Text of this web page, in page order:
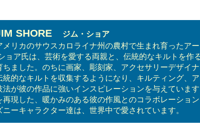
SHORE
ジム・ショア
メリカのサウスカロライナ州の農村で生まれ育ったア
ョア氏は、芸術を愛する両親と、伝統的なキルトを作
ちました。のちに画家、彫刻家、アクセサリーデザイ
統的なキルトを収集するようになり、キルティング、
法が彼の作品に強いインスピレーションを与えています
再現した、暖かみのある彼の作風とのコラボレーショ
ニーキャラクター達は、世界中で愛されています。